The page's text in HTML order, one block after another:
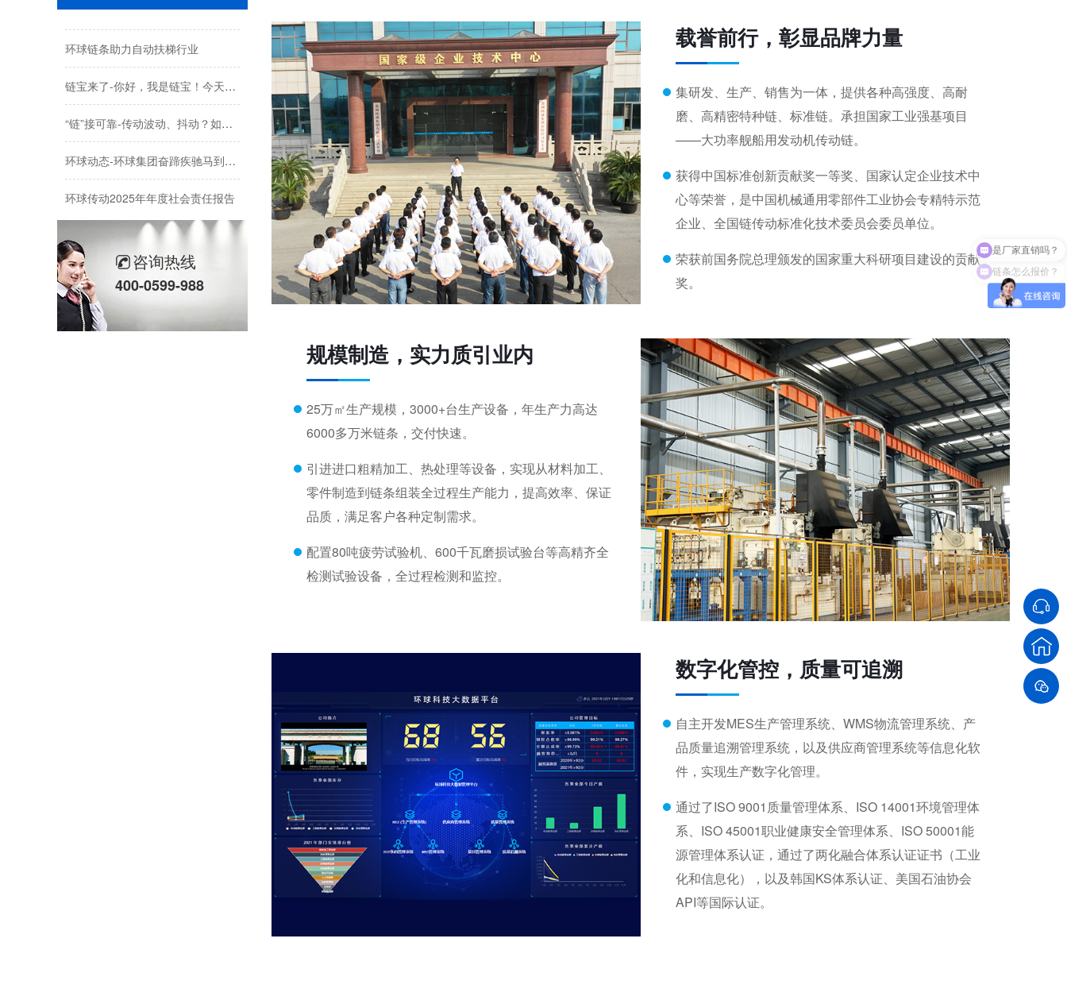
载誉前行，彰显品牌力量
集研发、生产、销售为一体，提供各种高强度、高耐
磨、高精密特种链、标准链。承担国家工业强基项目
——大功率舰船用发动机传动链。
获得中国标准创新贡献奖一等奖、国家认定企业技术中
心等荣誉，是中国机械通用零部件工业协会专精特示范
企业、全国链传动标准化技术委员会委员单位。
荣获前国务院总理颁发的国家重大科研项目建设的贡献
奖。
规模制造，实力质引业内
25万㎡生产规模，3000+台生产设备，年生产力高达
6000多万米链条，交付快速。
引进进口粗精加工、热处理等设备，实现从材料加工、
零件制造到链条组装全过程生产能力，提高效率、保证
品质，满足客户各种定制需求。
配置80吨疲劳试验机、600千瓦磨损试验台等高精齐全
检测试验设备，全过程检测和监控。
数字化管控，质量可追溯
自主开发MES生产管理系统、WMS物流管理系统、产
品质量追溯管理系统，以及供应商管理系统等信息化软
件，实现生产数字化管理。
通过了ISO 9001质量管理体系、ISO 14001环境管理体
系、ISO 45001职业健康安全管理体系、ISO 50001能
源管理体系认证，通过了两化融合体系认证证书（工业
化和信息化），以及韩国KS体系认证、美国石油协会
API等国际认证。
环球链条助力自动扶梯行业
链宝来了-你好，我是链宝！今天跟大家正式认识一下~
“链”接可靠-传动波动、抖动？如何实现链条丝滑平稳运行
环球动态-环球集团奋蹄疾驰马到成功，开门迎新春！
环球传动2025年年度社会责任报告
苏州环球科技股份有限公司与苏州大学共建智能制造机器人研究院
喜报-环球科技连任苏州新一代企业家商会理事单位，总经理黄雅丹女士获“锐意进取奖”
咨询热线
400-0599-988